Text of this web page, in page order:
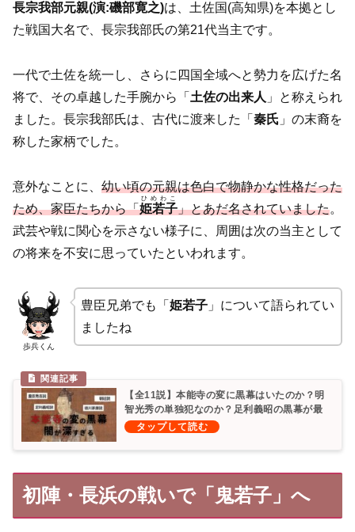
長宗我部元親(演:磯部寛之)は、土佐国(高知県)を本拠とし
た戦国大名で、長宗我部氏の第21代当主です。
一代で土佐を統一し、さらに四国全域へと勢力を広げた名
将で、その卓越した手腕から「 土佐の出来人 」と称えられ
ました。長宗我部氏は、古代に渡来した「 秦氏 」の末裔を
称した家柄でした。
意外なことに、 幼い頃の元親は色白で物静かな性格だった
ため、家臣たちから「姫若子
ひめわこ
」とあだ名されていました。
武芸や戦に関心を示さない様子に、周囲は次の当主として
の将来を不安に思っていたといわれます。
歩兵くん
豊臣兄弟でも「 姫若子」について語られてい
ましたね
【全11説】本能寺の変に黒幕はいたのか？明
智光秀の単独犯なのか？足利義昭の黒幕が最
有力！
初陣・長浜の戦いで「鬼若子」へ